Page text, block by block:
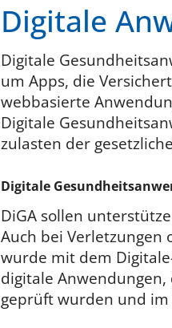
Digitale
Digitale
um Apps, die
webbasierte
Digitale
zulasten der
Digitale
DiGA sollen
Auch bei Verletzungen
wurde mit dem
digitale
geprüft wurden und im